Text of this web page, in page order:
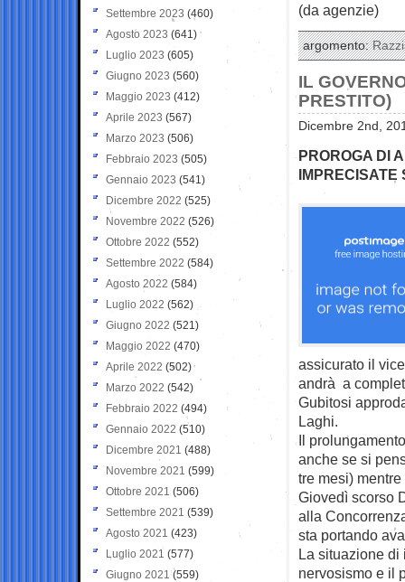
(da agenzie)
argomento:
IL
PRESTITO)
Dicembre 2nd,
PROROGA DI
IMPRECISATE
assicurato il
andrà a
Gubitosi
Laghi.
Il
anche se si
tre mesi)
Giovedì scorso
alla
sta portando
La situazione di
nervosismo e il
Settembre 2023 (460)
Agosto 2023 (641)
Luglio 2023 (605)
Giugno 2023 (560)
Maggio 2023 (412)
Aprile 2023 (567)
Marzo 2023 (506)
Febbraio 2023 (505)
Gennaio 2023 (541)
Dicembre 2022 (525)
Novembre 2022 (526)
Ottobre 2022 (552)
Settembre 2022 (584)
Agosto 2022 (584)
Luglio 2022 (562)
Giugno 2022 (521)
Maggio 2022 (470)
Aprile 2022 (502)
Marzo 2022 (542)
Febbraio 2022 (494)
Gennaio 2022 (510)
Dicembre 2021 (488)
Novembre 2021 (599)
Ottobre 2021 (506)
Settembre 2021 (539)
Agosto 2021 (423)
Luglio 2021 (577)
Giugno 2021(559)